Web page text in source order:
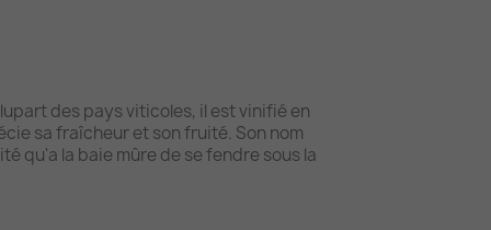
des pays viticoles, il est vinifié en
sa fraîcheur et son fruité. Son nom
qu'a la baie mûre de se fendre sous la